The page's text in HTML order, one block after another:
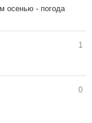
осенью - погода
1
0